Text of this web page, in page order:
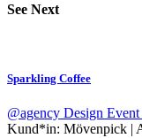
See Next
Sparkling Coffee
@agency Design Event
Kund*in: Mövenpick |